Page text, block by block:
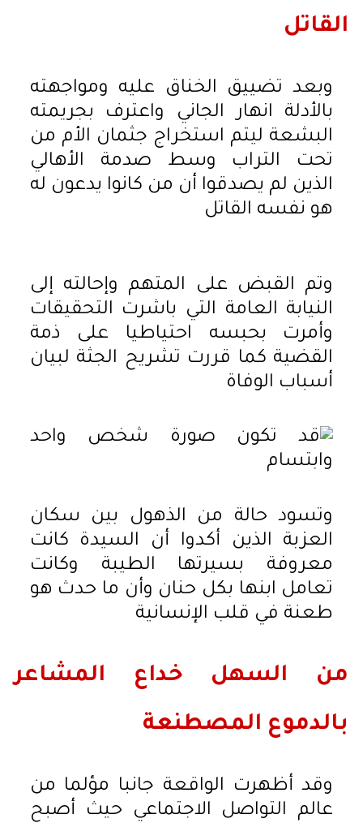
القاتل
وبعد تضييق الخناق عليه ومواجهته
بالأدلة انهار الجاني واعترف بجريمته
البشعة ليتم استخراج جثمان الأم من
تحت التراب وسط صدمة الأهالي
الذين لم يصدقوا أن من كانوا يدعون له
هو نفسه القاتل
وتم القبض على المتهم وإحالته إلى
النيابة العامة التي باشرت التحقيقات
وأمرت بحبسه احتياطيا على ذمة
القضية كما قررت تشريح الجثة لبيان
أسباب الوفاة
وتسود حالة من الذهول بين سكان
العزبة الذين أكدوا أن السيدة كانت
معروفة بسيرتها الطيبة وكانت
تعامل ابنها بكل حنان وأن ما حدث هو
طعنة في قلب الإنسانية
من السهل خداع المشاعر
بالدموع المصطنعة
وقد أظهرت الواقعة جانبا مؤلما من
عالم التواصل الاجتماعي حيث أصبح